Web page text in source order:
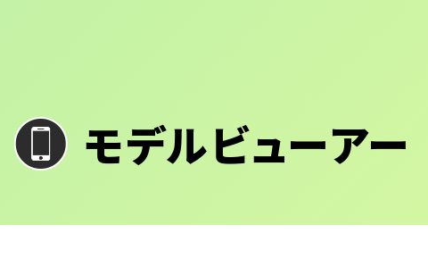
モデルビューアー